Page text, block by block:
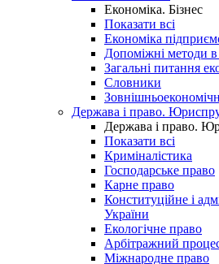
Економіка. Бізнес
Показати всі
Економіка
Допоміжні методи в
Загальні питання
Словники
Держава і право.
Держава і право.
Показати всі
Криміналістика
Господарське право
Карне право
Конституційне і
України
Екологічне право
Арбітражний
Міжнародне право